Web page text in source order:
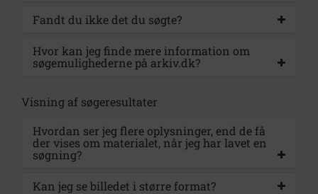
Fandt du ikke det du søgte?
Hvor kan jeg finde mere information om
søgemulighederne på arkiv.dk?
Visning af søgeresultater
Hvordan ser jeg flere oplysninger, end de få
der vises om materialet, når jeg har lavet en
søgning?
Kan jeg se billedet i større format?